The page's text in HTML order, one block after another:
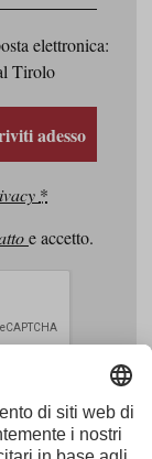
elettronica:
Tirolo
adesso
*
e accetto.